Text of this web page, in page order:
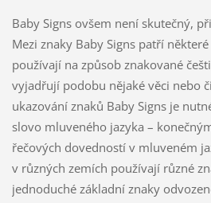
Baby Signs ovšem není skutečný,
Mezi znaky Baby Signs patří
používají na způsob znakované
vyjadřují podobu nějaké věci nebo
ukazování znaků Baby Signs je
slovo mluveného jazyka –
řečových dovedností v mluveném
v různých zemích používají různé
jednoduché základní znaky